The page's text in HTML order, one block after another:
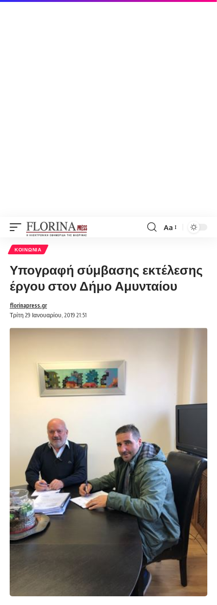
Font
Aa
ΚΟΙΝΩΝΊΑ
Υπογραφή σύμβασης εκτέλεσης
έργου στον Δήμο Αμυνταίου
Τρίτη 29 Ιανουαρίου, 2019 21:51
florinapress.gr